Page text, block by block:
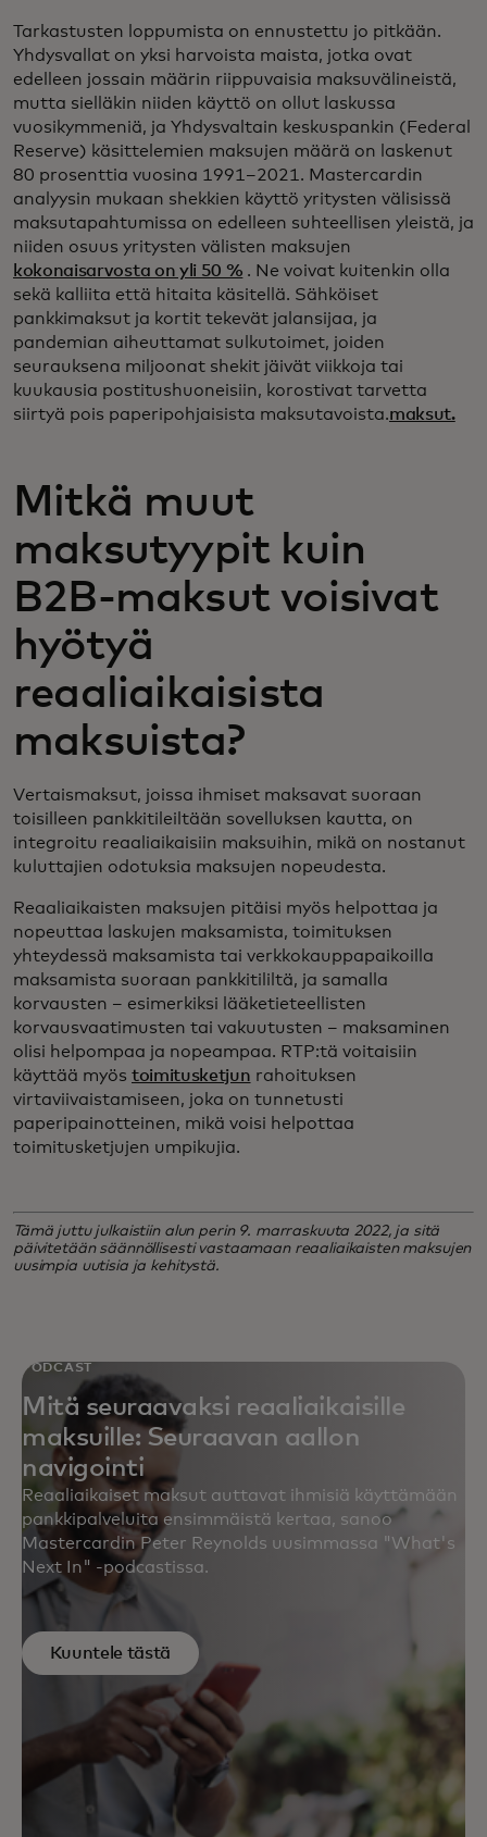
Tarkastusten loppumista on ennustettu jo pitkään.
Yhdysvallat on yksi harvoista maista, jotka ovat
edelleen jossain määrin riippuvaisia maksuvälineistä,
mutta sielläkin niiden käyttö on ollut laskussa
vuosikymmeniä, ja Yhdysvaltain keskuspankin (Federal
Reserve) käsittelemien maksujen määrä on laskenut
80 prosenttia vuosina 1991–2021. Mastercardin
analyysin mukaan shekkien käyttö yritysten välisissä
maksutapahtumissa on edelleen suhteellisen yleistä, ja
niiden osuus yritysten välisten maksujen
kokonaisarvosta on yli 50 % . Ne voivat kuitenkin olla
sekä kalliita että hitaita käsitellä. Sähköiset
pankkimaksut ja kortit tekevät jalansijaa, ja
pandemian aiheuttamat sulkutoimet, joiden
seurauksena miljoonat shekit jäivät viikkoja tai
kuukausia postitushuoneisiin, korostivat tarvetta
siirtyä pois paperipohjaisista maksutavoista.maksut.
Mitkä muut
maksutyypit kuin
B2B-maksut voisivat
hyötyä
reaaliaikaisista
maksuista?
Vertaismaksut, joissa ihmiset maksavat suoraan
toisilleen pankkitileiltään sovelluksen kautta, on
integroitu reaaliaikaisiin maksuihin, mikä on nostanut
kuluttajien odotuksia maksujen nopeudesta.
Reaaliaikaisten maksujen pitäisi myös helpottaa ja
nopeuttaa laskujen maksamista, toimituksen
yhteydessä maksamista tai verkkokauppapaikoilla
maksamista suoraan pankkitililtä, ja samalla
korvausten – esimerkiksi lääketieteellisten
korvausvaatimusten tai vakuutusten – maksaminen
olisi helpompaa ja nopeampaa. RTP:tä voitaisiin
käyttää myös toimitusketjun rahoituksen
virtaviivaistamiseen, joka on tunnetusti
paperipainotteinen, mikä voisi helpottaa
toimitusketjujen umpikujia.
Tämä juttu julkaistiin alun perin 9. marraskuuta 2022, ja sitä
päivitetään säännöllisesti vastaamaan reaaliaikaisten maksujen
uusimpia uutisia ja kehitystä.
PODCAST
Mitä seuraavaksi reaaliaikaisille
maksuille: Seuraavan aallon
navigointi
Reaaliaikaiset maksut auttavat ihmisiä käyttämään
pankkipalveluita ensimmäistä kertaa, sanoo
Mastercardin Peter Reynolds uusimmassa "What's
Next In" -podcastissa.
Kuuntele tästä